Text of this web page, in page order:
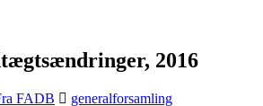
2016
FADB
generalforsamling